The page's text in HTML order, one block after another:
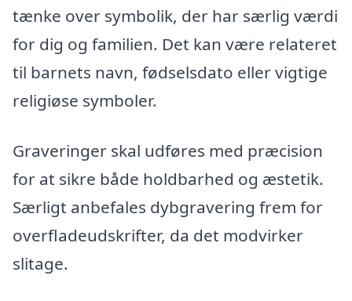
tænke over symbolik, der har særlig værdi
for dig og familien. Det kan være relateret
til barnets navn, fødselsdato eller vigtige
religiøse symboler.
Graveringer skal udføres med præcision
for at sikre både holdbarhed og æstetik.
Særligt anbefales dybgravering frem for
overfladeudskrifter, da det modvirker
slitage.